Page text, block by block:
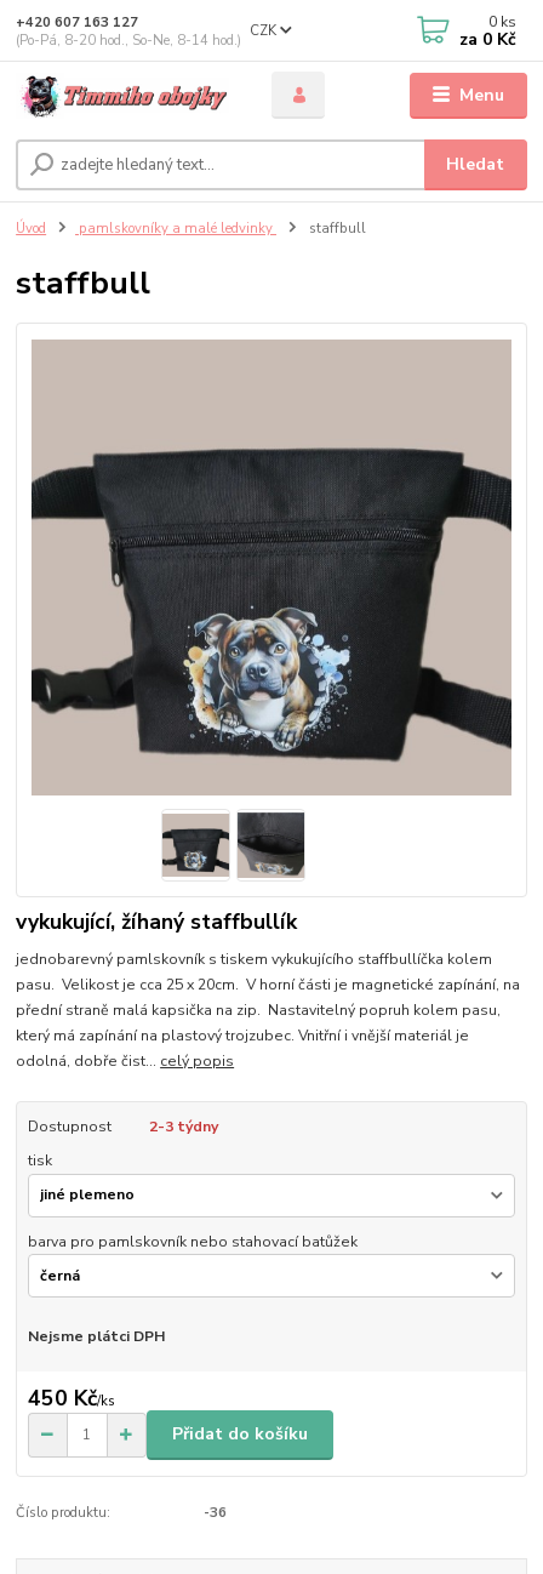
Menu
CZK
Hledat
+420 607 163 127
(Po-Pá, 8-20 hod., So-Ne, 8-14 hod.)
0 ks
za 0 Kč
Úvod pamlskovníky a malé ledvinky staffbull
staffbull
vykukující, žíhaný staffbullík
jednobarevný pamlskovník s tiskem vykukujícího staffbullíčka kolem
pasu. Velikost je cca 25 x 20cm. V horní části je magnetické zapínání, na
přední straně malá kapsička na zip. Nastavitelný popruh kolem pasu,
který má zapínání na plastový trojzubec. Vnitřní i vnější materiál je
odolná, dobře čist... celý popis
Dostupnost
2-3 týdny
tisk
barva pro pamlskovník nebo stahovací batůžek
Nejsme plátci DPH
450 Kč/ks
Přidat do košíku
Číslo produktu: -36